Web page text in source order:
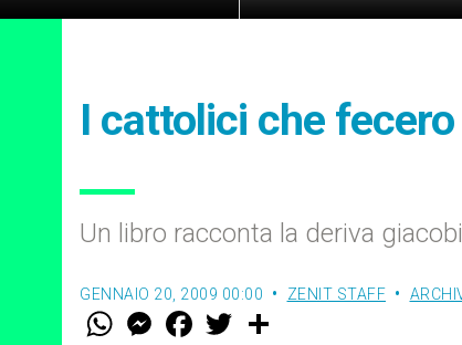
I cattolici che fecero
Un libro racconta la deriva
GENNAIO 20, 2009 00:00 ZENIT STAFF
W M
e
F
a w